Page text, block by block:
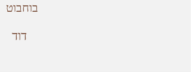
בוחבוט
דוד